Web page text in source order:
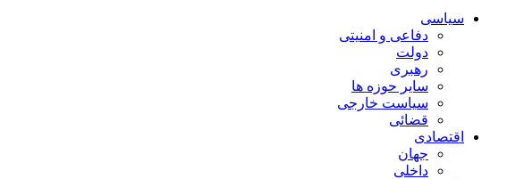
سیاسی
دفاعی و امنیتی
دولت
رهبری
سایر حوزه ها
سیاست خارجی
قضائی
اقتصادی
جهان
داخلی